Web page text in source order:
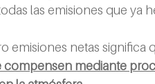
las emisiones que ya
emisiones netas
compensen mediante